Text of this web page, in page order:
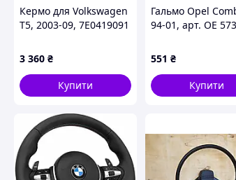
Кермо для Volkswagen
T5, 2003-09, 7E0419091
3 360 ₴
Купити
Гальмо Opel
94-01, арт. OE
551 ₴
Купити